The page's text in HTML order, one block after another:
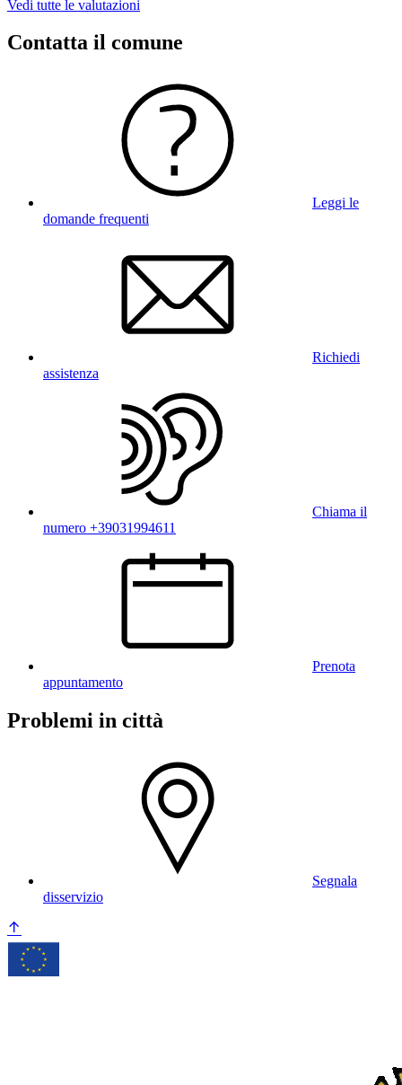
Vedi tutte le valutazioni
Contatta il comune
Leggi le
domande frequenti
Richiedi
assistenza
Chiama il
numero +39031994611
Prenota
appuntamento
Problemi in città
Segnala
disservizio